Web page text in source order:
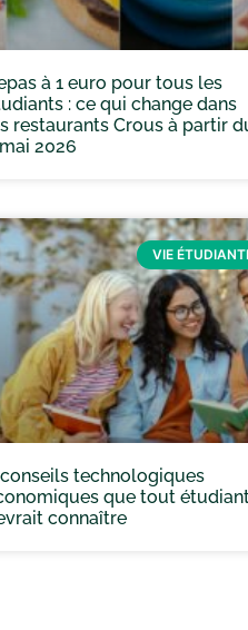
à 1 euro pour tous les
: ce qui change dans
restaurants Crous à partir
2026
VIE
technologiques
que tout
connaître